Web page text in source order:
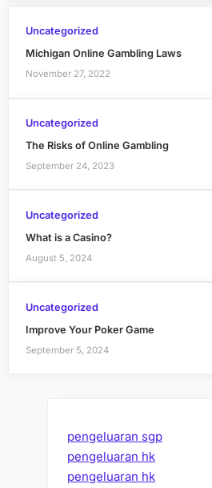
Uncategorized
Michigan Online Gambling Laws
November 27, 2022
Uncategorized
The Risks of Online Gambling
September 24, 2023
Uncategorized
What is a Casino?
August 5, 2024
Uncategorized
Improve Your Poker Game
September 5, 2024
pengeluaran sgp
pengeluaran hk
pengeluaran hk